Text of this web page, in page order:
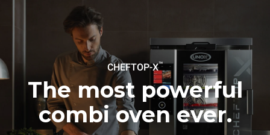
假设每天使用烤箱(365天/年)：
6次满载烤鸡
6 次满载蒸汽烹饪
7次长时清洗
CHEFTOP-X™
The most powerful
combi oven ever.